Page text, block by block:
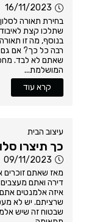
16/11/2023
בחירת תאורה
שתלכו קצת
בנוסף, מה זו
רבה כל כך? אם
שאתם לא לבד.
המושלמת...
קרא עוד
עיצוב הבית
כך תיצרו
09/11/2023
מאז שאתם זוכרים
דירה ואתם
איזה אלמנטים
שרציתם. יש לא
שבטוח זה שיש